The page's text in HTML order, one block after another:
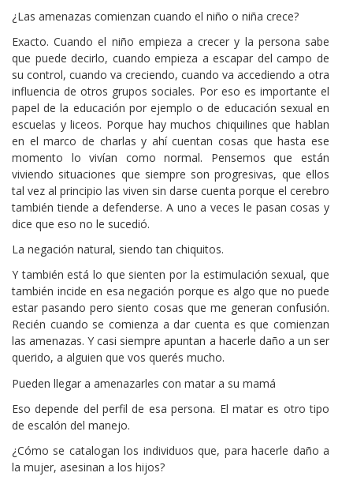
¿Las amenazas comienzan cuando el niño o niña crece?
Exacto. Cuando el niño empieza a crecer y la persona sabe
que puede decirlo, cuando empieza a escapar del campo de
su control, cuando va creciendo, cuando va accediendo a otra
influencia de otros grupos sociales. Por eso es importante el
papel de la educación por ejemplo o de educación sexual en
escuelas y liceos. Porque hay muchos chiquilines que hablan
en el marco de charlas y ahí cuentan cosas que hasta ese
momento lo vivían como normal. Pensemos que están
viviendo situaciones que siempre son progresivas, que ellos
tal vez al principio las viven sin darse cuenta porque el cerebro
también tiende a defenderse. A uno a veces le pasan cosas y
dice que eso no le sucedió.
La negación natural, siendo tan chiquitos.
Y también está lo que sienten por la estimulación sexual, que
también incide en esa negación porque es algo que no puede
estar pasando pero siento cosas que me generan confusión.
Recién cuando se comienza a dar cuenta es que comienzan
las amenazas. Y casi siempre apuntan a hacerle daño a un ser
querido, a alguien que vos querés mucho.
Pueden llegar a amenazarles con matar a su mamá
Eso depende del perfil de esa persona. El matar es otro tipo
de escalón del manejo.
¿Cómo se catalogan los individuos que, para hacerle daño a
la mujer, asesinan a los hijos?